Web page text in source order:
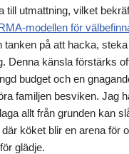
till utmattning, vilket
modellen för
tanken på att hacka,
Denna känsla förstärks
budget och en
familjen besviken. Jag
allt från grunden kan
köket blir en arena för
glädje.